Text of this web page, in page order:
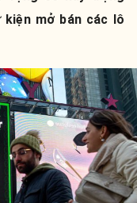
mở bán các lô